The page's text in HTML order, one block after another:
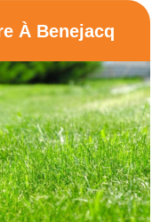
À Benejacq